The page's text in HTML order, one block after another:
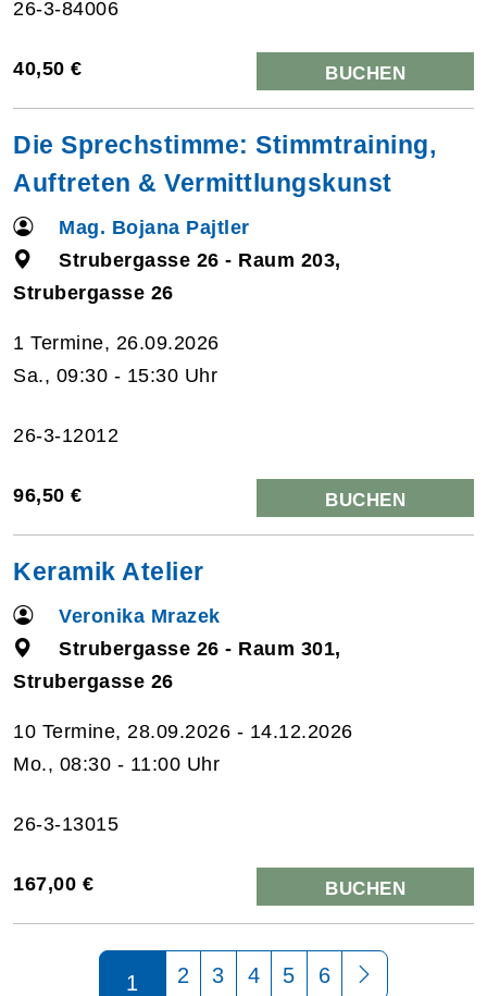
26-3-84006
40,50 € BUCHEN
Die Sprechstimme: Stimmtraining,
Auftreten & Vermittlungskunst
Mag. Bojana Pajtler
Strubergasse 26 - Raum 203,
Strubergasse 26
1 Termine, 26.09.2026
Sa., 09:30 - 15:30 Uhr
26-3-12012
96,50 € BUCHEN
Keramik Atelier
Veronika Mrazek
Strubergasse 26 - Raum 301,
Strubergasse 26
10 Termine, 28.09.2026 - 14.12.2026
Mo., 08:30 - 11:00 Uhr
26-3-13015
167,00 € BUCHEN
Seite 1 von 6
1 2 3 4 5 6